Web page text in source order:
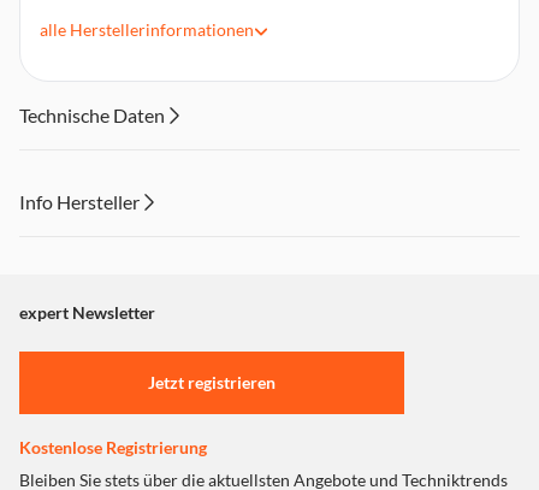
alle Herstellerinformationen
Technische Daten
Info Hersteller
"Marketing".
Einstellungen anpassen
expert Newsletter
Jetzt registrieren
Kostenlose Registrierung
Bleiben Sie stets über die aktuellsten Angebote und Techniktrends